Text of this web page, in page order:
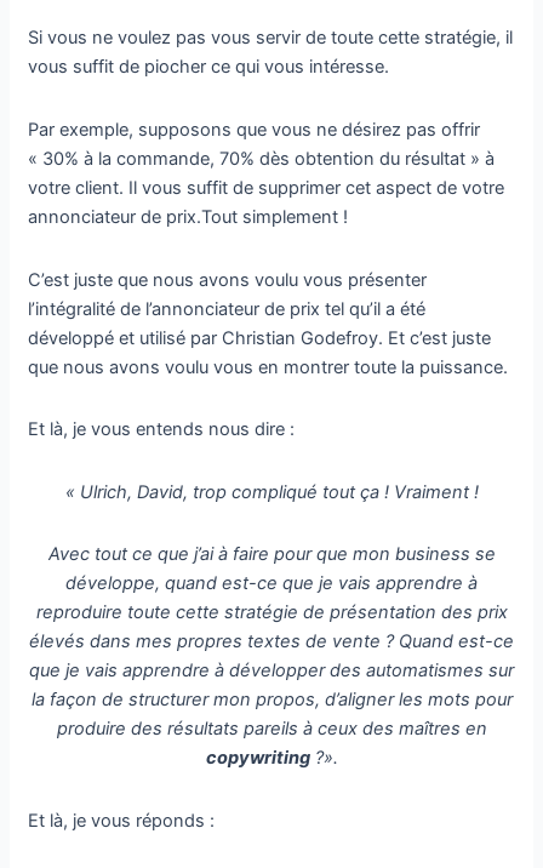
Si vous ne voulez pas vous servir de toute cette stratégie, il
vous suffit de piocher ce qui vous intéresse.
Par exemple, supposons que vous ne désirez pas offrir
« 30% à la commande, 70% dès obtention du résultat » à
votre client. Il vous suffit de supprimer cet aspect de votre
annonciateur de prix.Tout simplement !
C’est juste que nous avons voulu vous présenter
l’intégralité de l’annonciateur de prix tel qu’il a été
développé et utilisé par Christian Godefroy. Et c’est juste
que nous avons voulu vous en montrer toute la puissance.
Et là, je vous entends nous dire :
« Ulrich, David, trop compliqué tout ça ! Vraiment !
Avec tout ce que j’ai à faire pour que mon business se
développe, quand est-ce que je vais apprendre à
reproduire toute cette stratégie de présentation des prix
élevés dans mes propres textes de vente ? Quand est-ce
que je vais apprendre à développer des automatismes sur
la façon de structurer mon propos, d’aligner les mots pour
produire des résultats pareils à ceux des maîtres en
copywriting?».
Et là, je vous réponds :